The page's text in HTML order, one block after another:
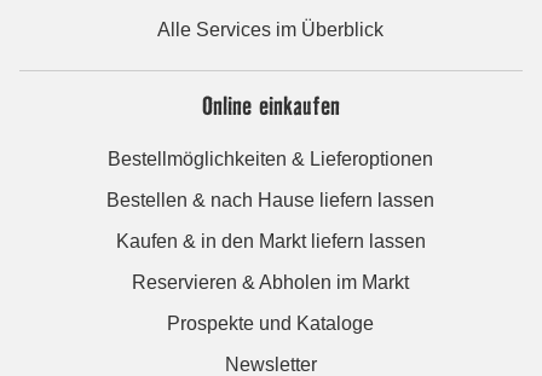
Alle Services im Überblick
Online einkaufen
Bestellmöglichkeiten & Lieferoptionen
Bestellen & nach Hause liefern lassen
Kaufen & in den Markt liefern lassen
Reservieren & Abholen im Markt
Prospekte und Kataloge
Newsletter